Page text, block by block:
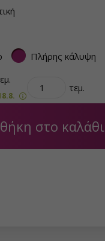
Πλήρης κάλυψη
τεμ.
στο καλάθι